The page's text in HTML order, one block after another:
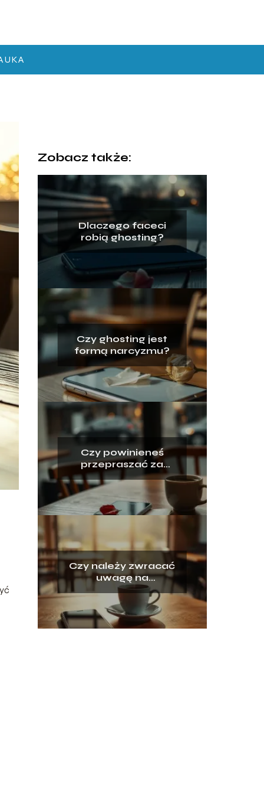
Zobacz także:
Dlaczego faceci
robią ghosting?
Czy ghosting jest
formą narcyzmu?
Czy powinieneś
przepraszać za
ghosting?
Czy należy zwracać
uwagę na
zachowanie
ghostingu?